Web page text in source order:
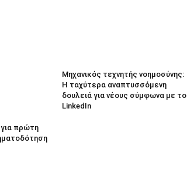
πρώτη
Μηχανικός τεχνητής νοημοσύνης:
Η ταχύτερα αναπτυσσόμενη
δουλειά για νέους σύμφωνα με το
LinkedIn